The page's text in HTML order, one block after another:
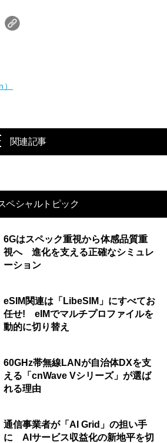
関連記事
ペシャルトピック
6Gはスペック重視から体感品質重
視へ 進化を支える正確なシミュレ
ーション
eSIM関連は「LibeSIM」にすべてお
任せ! eIMでマルチプロファイルを
動的に切り替え
60GHz帯無線LANが自治体DXを支
える「cnWave Vシリーズ」が選ば
れる理由
通信事業者が「AI Grid」の担い手
に AIサービス収益化の新地平を切